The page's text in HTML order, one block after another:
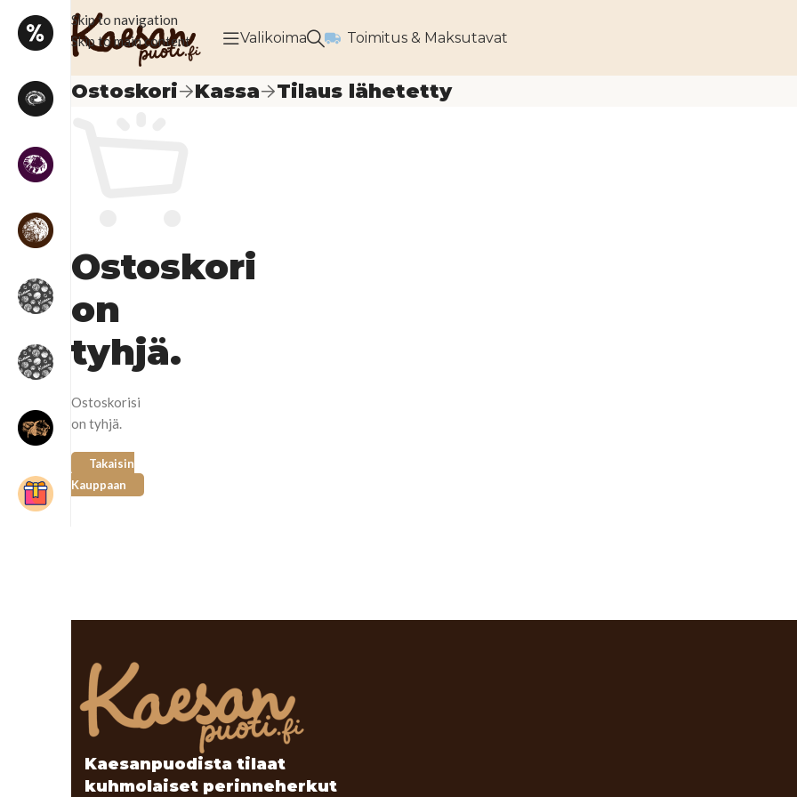
Skip to navigation
Skip to main content
Valikoima Toimitus & Maksutavat
Ostoskori Kassa Tilaus lähetetty
Ostoskori
on
tyhjä.
Ostoskorisi
on tyhjä.
Takaisin
Kauppaan
Kaesanpuodista tilaat
kuhmolaiset perinneherkut